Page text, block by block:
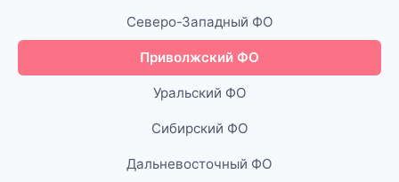
Северо-Западный ФО
Приволжский ФО
Уральский ФО
Сибирский ФО
Дальневосточный ФО